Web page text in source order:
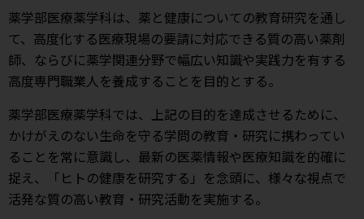
薬学部医療薬学科は、薬と健康についての教育研究を通し
て、高度化する医療現場の要請に対応できる質の高い薬剤
師、ならびに薬学関連分野で幅広い知識や実践力を有する
高度専門職業人を養成することを目的とする。
薬学部医療薬学科では、上記の目的を達成させるために、
かけがえのない生命を守る学問の教育・研究に携わってい
ることを常に意識し、最新の医薬情報や医療知識を的確に
捉え、「ヒトの健康を研究する」を念頭に、様々な視点で
活発な質の高い教育・研究活動を実施する。